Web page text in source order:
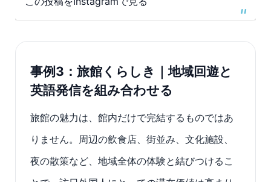
事例3：旅館くらしき｜地域回遊と
英語発信を組み合わせる
旅館の魅力は、館内だけで完結するものではあ
りません。周辺の飲食店、街並み、文化施設、
夜の散策など、地域全体の体験と結びつけるこ